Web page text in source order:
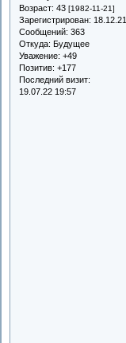
Возраст: 43 [1982-11-21]
Зарегистрирован: 18.12.21
Сообщений: 363
Откуда: Будущее
Уважение: +49
Позитив: +177
Последний визит:
19.07.22 19:57